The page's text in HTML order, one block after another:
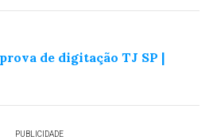
de digitação TJ SP |
PUBLICIDADE